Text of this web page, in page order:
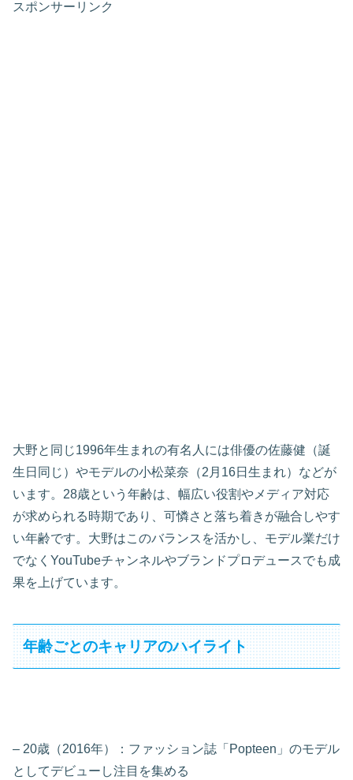
スポンサーリンク
大野と同じ1996年生まれの有名人には俳優の佐藤健（誕
生日同じ）やモデルの小松菜奈（2月16日生まれ）などが
います。28歳という年齢は、幅広い役割やメディア対応
が求められる時期であり、可憐さと落ち着きが融合しやす
い年齢です。大野はこのバランスを活かし、モデル業だけ
でなくYouTubeチャンネルやブランドプロデュースでも成
果を上げています。
年齢ごとのキャリアのハイライト
– 20歳（2016年）：ファッション誌「Popteen」のモデル
としてデビューし注目を集める